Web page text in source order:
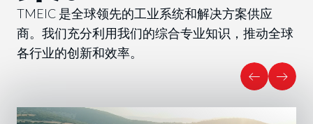
TMEIC 是全球领先的工业系统和解决方案供应
商。我们充分利用我们的综合专业知识，推动全球
各行业的创新和效率。